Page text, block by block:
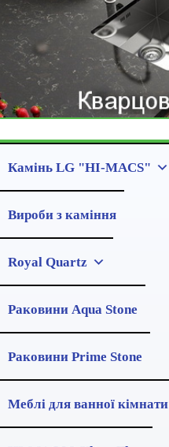
Камінь LG "HI-MACS"
Вироби з каміння
Royal Quartz
Раковини Aqua Stone
Раковини Prime Stone
Меблі для ванної кімнати